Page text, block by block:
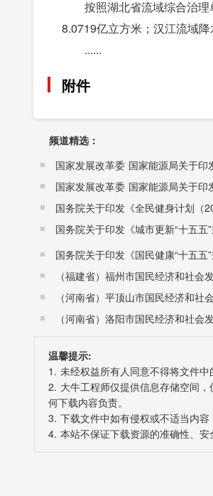
按照湖北省流域综合治
8.0719亿立方米；汉江流域
......
附件
频道精选：
温馨提示:
1. 未经权益所有人同意不得将文件中
2. 大牛工程师仅提供信息存储空间
何下载内容负责。
3. 下载文件中如有侵权或不适当内容
4. 本站不保证下载资源的准确性、